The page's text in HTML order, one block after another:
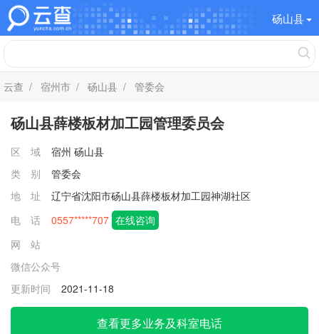
砀山县
云查 / 宿州市 / 砀山县 / 管委会
砀山县薛楼板材加工园管理委员会
区 域 宿州 砀山县
类 别
管委会
地 址
辽宁省沈阳市砀山县薛楼板材加工园神湖社区
电 话
0557*****707 在线咨询
网 站
微信公众号
更新时间
2021-11-18
查看更多业务及科室电话